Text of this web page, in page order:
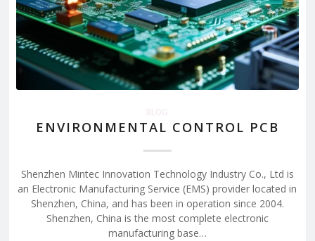
ENVIRONMENTAL CONTROL PCB
Shenzhen Mintec Innovation Technology Industry Co., Ltd is
an Electronic Manufacturing Service (EMS) provider located in
Shenzhen, China, and has been in operation since 2004.
Shenzhen, China is the most complete electronic
manufacturing base…